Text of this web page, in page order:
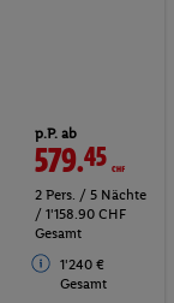
p.P. ab
579.45CHF
2 Pers. / 5 Nächte
/ 1'158.90 CHF
Gesamt
1'240 €
Gesamt